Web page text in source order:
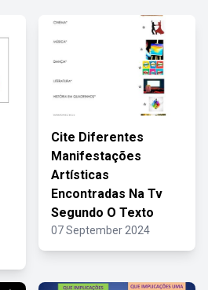
Cite Diferentes
Manifestações
Artísticas
Encontradas Na Tv
Segundo O Texto
07 September 2024